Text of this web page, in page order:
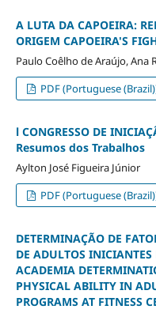
A LUTA DA CAPOEIRA:
ORIGEM CAPOEIRA'S
Paulo Coêlho de Araújo, Ana
PDF (Portuguese
l CONGRESSO DE
Resumos dos Trabalhos
Aylton José Figueira Júnior
PDF (Portuguese
DETERMINAÇÃO DE
DE ADULTOS INICIANTES
ACADEMIA
PHYSICAL ABILITY IN
PROGRAMS AT FITNESS